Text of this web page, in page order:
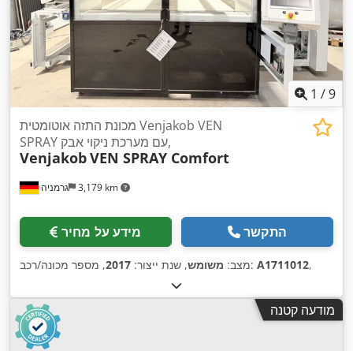
1 /9
גרמניה 3,179 km
מכונת התזה אוטומטית Venjakob VEN
SPRAY עם מערכת ניקוי אבק,
VenjakobVEN SPRAY Comfort
מידע על מחיר התקשר
מצב: משומש, שנת ייצור: 2017 , מספר מכונה/רכב: A1711012,
מודעה קטנה